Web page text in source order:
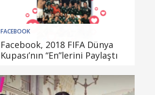
FACEBOOK
Facebook, 2018 FIFA Dünya
Kupası’nın “En”lerini Paylaştı